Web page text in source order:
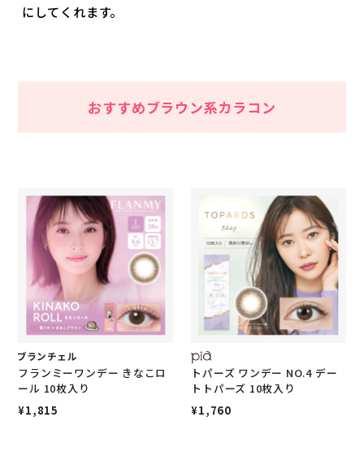
にしてくれます。
おすすめブラウン系カラコン
フランミーワンデー きなこロ
ール 10枚入り
¥1,815
トパーズ ワンデー NO.4 デー
トトパーズ 10枚入り
¥1,760